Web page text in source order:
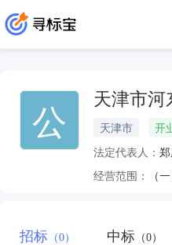
公 天津市河
天津市
开
法定代表人：
经营范围：
招标 （0） 中标 （0）